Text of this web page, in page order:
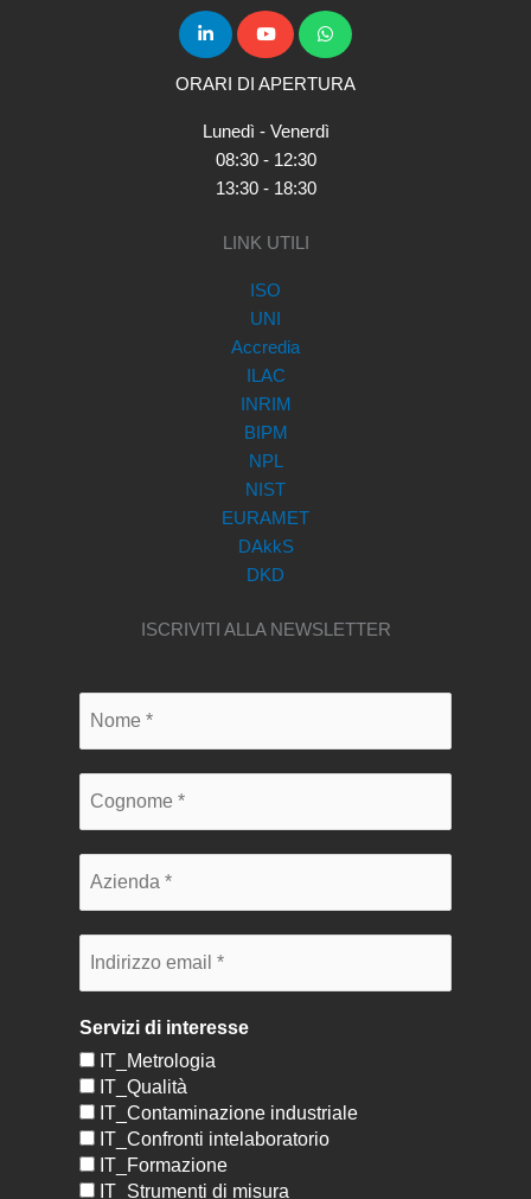
ORARI DI APERTURA
Lunedì - Venerdì
08:30 - 12:30
13:30 - 18:30
LINK UTILI
ISO
UNI
Accredia
ILAC
INRIM
BIPM
NPL
NIST
EURAMET
DAkkS
DKD
ISCRIVITI ALLA NEWSLETTER
Servizi di interesse
IT_Metrologia
IT_Qualità
IT_Contaminazione industriale
IT_Confronti intelaboratorio
IT_Formazione
IT_Strumenti di misura